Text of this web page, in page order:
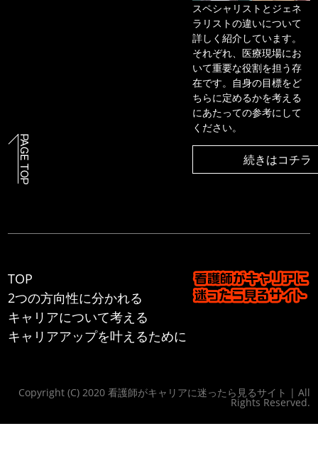
スペシャリストとジェネ
ラリストの違いについて
詳しく紹介しています。
それぞれ、医療現場にお
いて重要な役割を担う存
在です。自身の目標をど
ちらに定めるかを考える
にあたっての参考にして
ください。
続きはコチラ
TOP
2つの方向性に分かれる
キャリアについて考える
キャリアアップを叶えるために
Copyright (C) 2020 看護師がキャリアに迷ったら見るサイト | All
Rights Reserved.